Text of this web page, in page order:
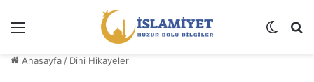
Dış
Anasayfa / Dini Hikayeler